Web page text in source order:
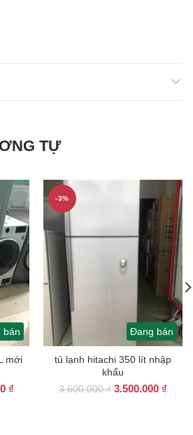
TỰ
bán
mới
₫
Đang bán
-3%
tủ lạnh hitachi 350 lít nhập
khẩu
3.600.000₫ Giá
3.500.000 ₫